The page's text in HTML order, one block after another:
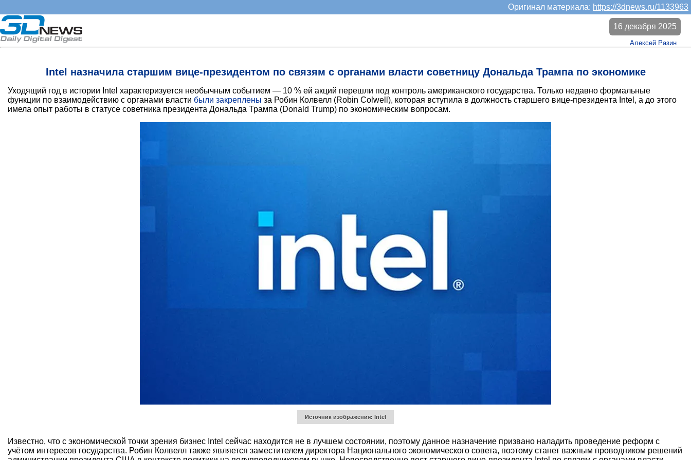
Оригинал материала: https://3dnews.ru/1133963
Intel назначила старшим вице-президентом по связям с органами власти советницу Дональда Трампа по экономике
16 декабря 2025
Алексей Разин
Уходящий год в истории Intel характеризуется необычным событием — 10 % ей акций перешли под контроль американского государства. Только недавно формальные
функции по взаимодействию с органами власти были закреплены за Робин Колвелл (Robin Colwell), которая вступила в должность старшего вице-президента Intel, а до этого
имела опыт работы в статусе советника президента Дональда Трампа (Donald Trump) по экономическим вопросам.
Источник изображения: Intel
Известно, что с экономической точки зрения бизнес Intel сейчас находится не в лучшем состоянии, поэтому данное назначение призвано наладить проведение реформ с
учётом интересов государства. Робин Колвелл также является заместителем директора Национального экономического совета, поэтому станет важным проводником решений